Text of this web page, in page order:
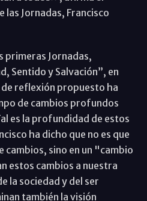
Jornadas, Francisco
primeras Jornadas,
Sentido y Salvación”, en
reflexión propuesto ha
de cambios profundos
es la profundidad de estos
ha dicho que no es que
cambios, sino en un "cambio
estos cambios a nuestra
la sociedad y del ser
también la visión